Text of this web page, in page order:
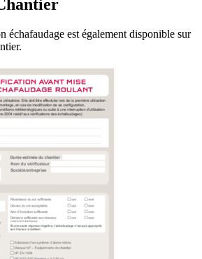
échafaudage est également disponible sur
.